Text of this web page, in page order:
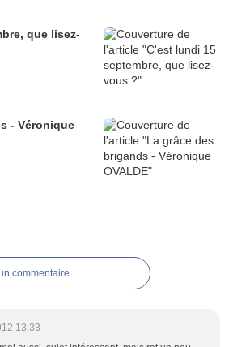
que lisez-
- Véronique
commentaire
13:33